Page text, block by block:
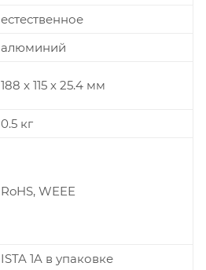
естественное
алюминий
188 x 115 х 25.4 мм
0.5 кг
RoHS, WEEE
ISTA 1A в упаковке